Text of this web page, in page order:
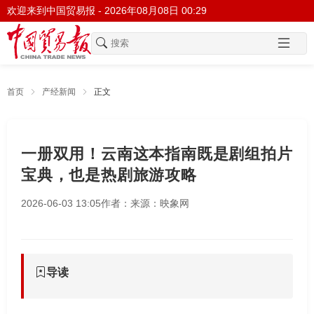
欢迎来到中国贸易报 - 2026年08月08日 00:29
首页 产经新闻 正文
一册双用！云南这本指南既是剧组拍片
宝典，也是热剧旅游攻略
2026-06-03 13:05作者： 来源：映象网
导读